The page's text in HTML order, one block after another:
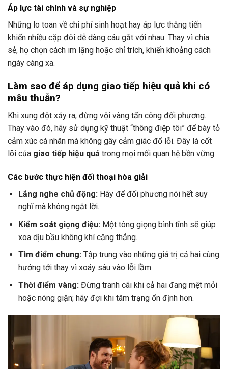
Áp lực tài chính và sự nghiệp
Những lo toan về chi phí sinh hoạt hay áp lực thăng tiến
khiến nhiều cặp đôi dễ dàng cáu gắt với nhau. Thay vì chia
sẻ, họ chọn cách im lặng hoặc chỉ trích, khiến khoảng cách
ngày càng xa.
Làm sao để áp dụng giao tiếp hiệu quả khi có
mâu thuẫn?
Khi xung đột xảy ra, đừng vội vàng tấn công đối phương.
Thay vào đó, hãy sử dụng kỹ thuật “thông điệp tôi” để bày tỏ
cảm xúc cá nhân mà không gây cảm giác đổ lỗi. Đây là cốt
lõi của giao tiếp hiệu quả trong mọi mối quan hệ bền vững.
Các bước thực hiện đối thoại hòa giải
Lắng nghe chủ động:Hãy để đối phương nói hết suy
nghĩ mà không ngắt lời.
Kiểm soát giọng điệu:Một tông giọng bình tĩnh sẽ giúp
xoa dịu bầu không khí căng thẳng.
Tìm điểm chung:Tập trung vào những giá trị cả hai cùng
hướng tới thay vì xoáy sâu vào lỗi lầm.
Thời điểm vàng:Đừng tranh cãi khi cả hai đang mệt mỏi
hoặc nóng giận; hãy đợi khi tâm trạng ổn định hơn.